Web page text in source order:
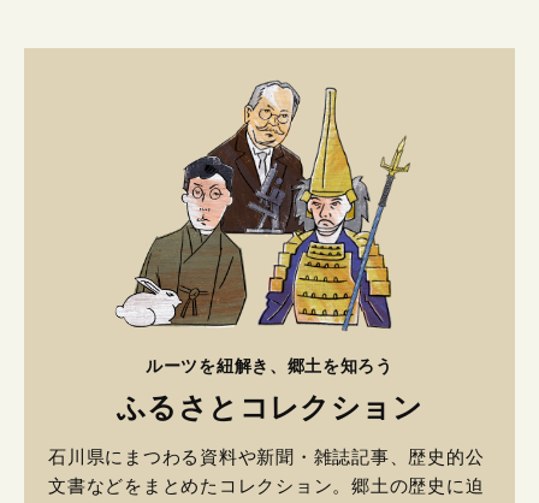
ルーツを紐解き、郷土を知ろう
ふるさとコレクション
石川県にまつわる資料や新聞・雑誌記事、歴史的公
文書などをまとめたコレクション。郷土の歴史に迫